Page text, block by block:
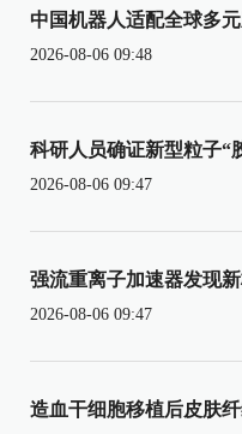
中国机器人适配全球多
2026-08-06 09:48
科研人员确证新型粒子“
2026-08-06 09:47
强流重离子加速器发现
2026-08-06 09:47
造血干细胞移植后皮肤